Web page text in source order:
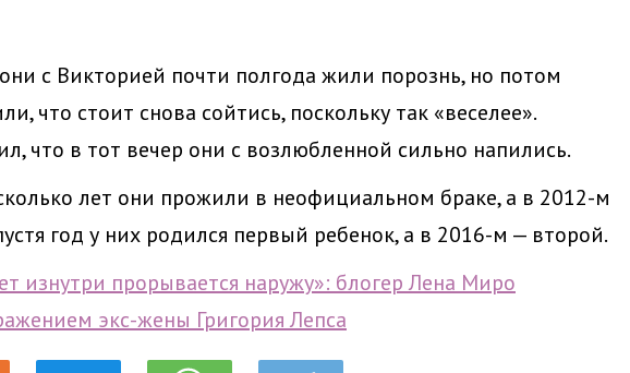
с Викторией почти полгода жили порознь, но потом
что стоит снова сойтись, поскольку так «веселее».
что в тот вечер они с возлюбленной сильно напились.
лет они прожили в неофициальном браке, а в 2012-м
год у них родился первый ребенок, а в 2016-м — второй.
изнутри прорывается наружу»: блогер Лена Миро
экс-жены Григория Лепса